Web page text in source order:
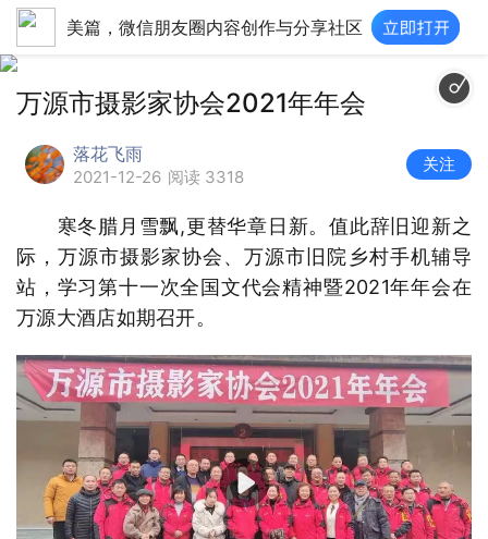
美篇，微信朋友圈内容创作与分享社区
万源市摄影家协会2021年年会
落花飞雨
2021-12-26 阅读 3318
关注
寒冬腊月雪飘,更替华章日新。值此辞旧迎新之
际，万源市摄影家协会、万源市旧院乡村手机辅导
站，学习第十一次全国文代会精神暨2021年年会在
万源大酒店如期召开。